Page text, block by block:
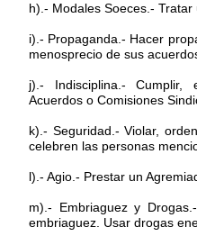
h).- Modales Soeces.-
i).- Propaganda.- Hacer
menosprecio de sus
j).- Indisciplina.- Cumplir,
Acuerdos o Comisiones
k).- Seguridad.- Violar,
celebren las personas
l).- Agio.- Prestar un
m).- Embriaguez y
embriaguez. Usar drogas